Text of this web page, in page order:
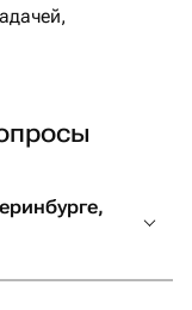
сертификаты
мастер-классы,
близкие сами